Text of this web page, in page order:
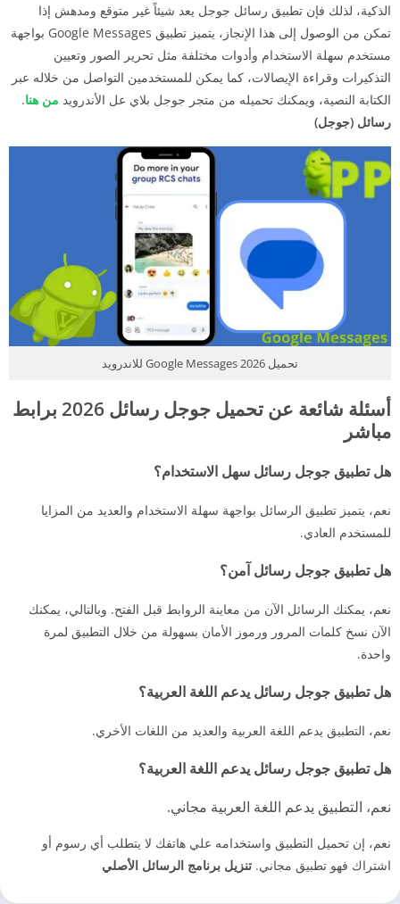
الذكية، لذلك فإن تطبيق رسائل جوجل يعد شيئاً غير متوقع ومدهش إذا
تمكن من الوصول إلى هذا الإنجاز، يتميز تطبيق Google Messages بواجهة
مستخدم سهلة الاستخدام وأدوات مختلفة مثل تحرير الصور وتعيين
التذكيرات وقراءة الإيصالات، كما يمكن للمستخدمين التواصل من خلاله عبر
الكتابة النصية، ويمكنك تحميله من متجر جوجل بلاي عل الأندرويد من هنا.
رسائل (جوجل)
تحميل 2026 Google Messages للاندرويد
أسئلة شائعة عن تحميل جوجل رسائل 2026 برابط
مباشر
هل تطبيق جوجل رسائل سهل الاستخدام؟
نعم، يتميز تطبيق الرسائل بواجهة سهلة الاستخدام والعديد من المزايا
للمستخدم العادي.
هل تطبيق جوجل رسائل آمن؟
نعم، يمكنك الرسائل الآن من معاينة الروابط قبل الفتح. وبالتالي، يمكنك
الآن نسخ كلمات المرور ورموز الأمان بسهولة من خلال التطبيق لمرة
واحدة.
هل تطبيق جوجل رسائل يدعم اللغة العربية؟
نعم، التطبيق يدعم اللغة العربية والعديد من اللغات الأخري.
هل تطبيق جوجل رسائل يدعم اللغة العربية؟
نعم، التطبيق يدعم اللغة العربية مجاني.
نعم، إن تحميل التطبيق واستخدامه علي هاتفك لا يتطلب أي رسوم أو
اشتراك فهو تطبيق مجاني. تنزيل برنامج الرسائل الأصلي